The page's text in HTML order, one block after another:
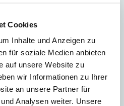
Cookies
Inhalte und Anzeigen zu
für soziale Medien anbieten
auf unsere Website zu
wir Informationen zu Ihrer
an unsere Partner für
Analysen weiter. Unsere